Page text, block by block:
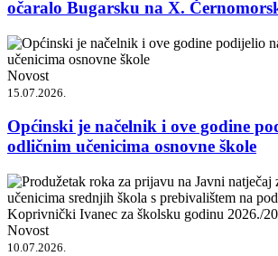
očaralo Bugarsku na X.
Novost
15.07.2026.
Općinski je načelnik i ove godine
odličnim učenicima osnovne škole
Novost
10.07.2026.